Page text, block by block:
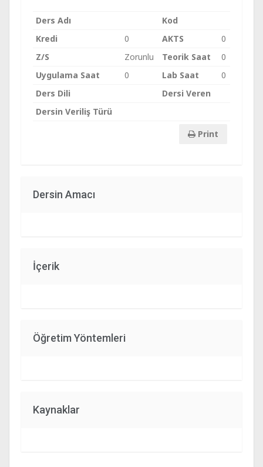
Ders Adı
Kod
Kredi
0 AKTS
0
Z/S
Zorunlu Teorik Saat
0
Uygulama Saat
0 Lab Saat
0
Ders Dili
Dersi Veren
Dersin Veriliş Türü
Print
Dersin Amacı
İçerik
Öğretim Yöntemleri
Kaynaklar